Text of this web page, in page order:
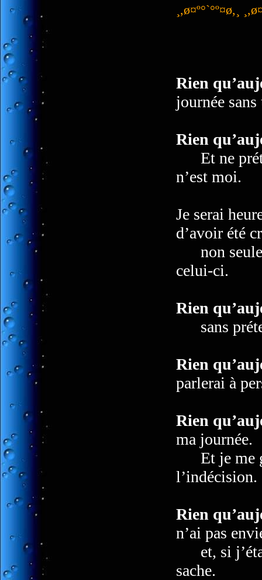
¸,ø¤º°`°º¤ø,¸
Rien
journée
Rien
Et ne
n’est moi.
Je serai
d’avoir été
non
celui-ci.
Rien
sans
Rien
parlerai à
Rien
ma journée.
Et je me
l’indécision.
Rien
n’ai pas
et, si
sache.